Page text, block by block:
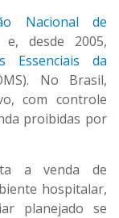
Nacional de
e, desde 2005,
Essenciais da
No Brasil,
com controle
proibidas por
a venda de
hospitalar,
planejado se